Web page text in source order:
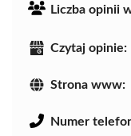
Liczba opinii
Czytaj opinie:
Strona www:
Numer